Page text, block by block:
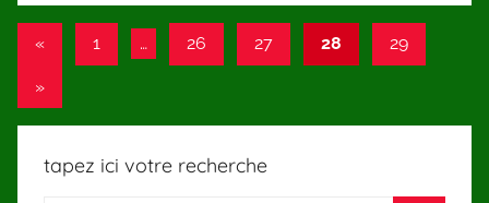
Navigation
des
articles
«Articles1 … 26 27 28 29
Articles
»
tapez ici votre recherche